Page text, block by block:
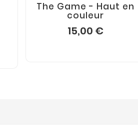
The Game - Haut en
couleur
15,00 €